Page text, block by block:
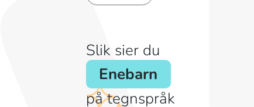
Slik sier du
Enebarn
på tegnspråk